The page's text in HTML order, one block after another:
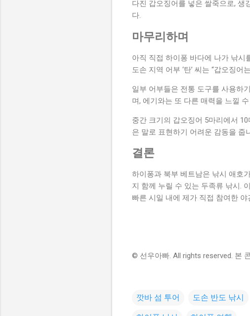
다진 갑오징어를 넣은 쌀죽으로, 생
다.
마무리하며
아직 직접 하이퐁 바다에 나가 낚시
도손 지역 어부 ‘탄’ 씨는 “갑오징
일부 어부들은 전통 도구를 사용하
며, 에기와는 또 다른 매력을 느낄
중간 크기의 갑오징어 5마리에서
은 말로 표현하기 어려운 감동을 줍
결론
하이퐁과 북부 베트남은 낚시 애호
지 함께 누릴 수 있는 두족류 낚시.
빠른 시일 내에 제가 직접 참여한
© 선우아빠. All rights reserved. 본
깟바 섬 투어 도손 반도 낚시